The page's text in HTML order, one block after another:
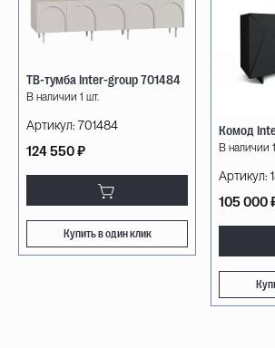
ТВ-тумба Inter-group 701484
В наличии 1 шт.
Артикул: 701484
124 550 ₽
Купить в один клик
Комод
В наличии
Артикул:
105 000